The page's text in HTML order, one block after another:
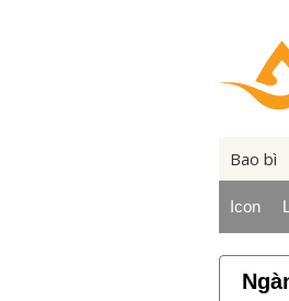
Bao bì
Icon